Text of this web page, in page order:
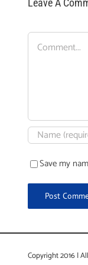
Leave A
Comment
Save my
Copyright 2016 |